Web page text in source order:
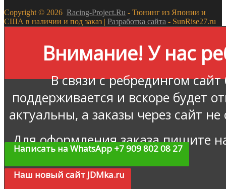
Copyright © 2026 Racing-Project.Ru - Тюнинг из Японии и
США в наличии и под заказ | Разработка сайта - SunRise27.ru
Внимание! У нас
В связи с ребредингом
поддерживается и вскоре будет
актуальны, а заказы через сайт
Для оформления заказа пишите
Написать на WhatsApp +7 909 802 08 27
Наш новый сайт JDMka.ru